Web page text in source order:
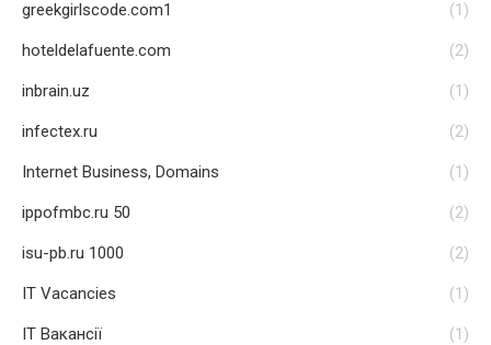
greekgirlscode.com1 (1)
hoteldelafuente.com (2)
inbrain.uz (1)
infectex.ru (2)
Internet Business, Domains (1)
ippofmbc.ru 50 (2)
isu-pb.ru 1000 (2)
IT Vacancies (1)
IT Вакансії (1)